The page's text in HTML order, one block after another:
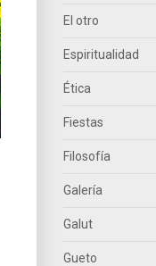
El otro
Espiritualidad
Ética
Fiestas
Filosofía
Galería
Galut
Gueto